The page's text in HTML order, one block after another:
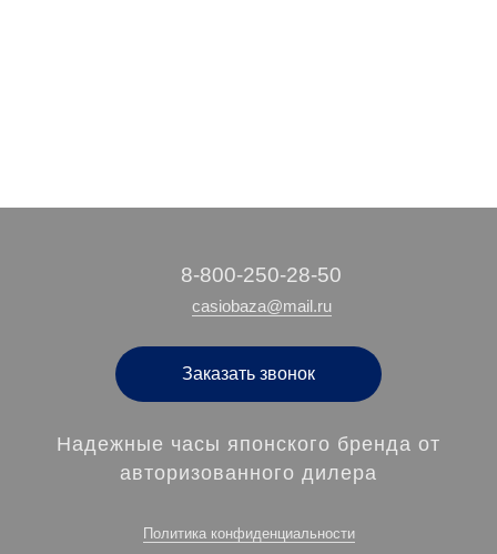
‭8-800-250-28-50
casiobaza@mail.ru
Заказать звонок
Надежные часы японского бренда от
авторизованного дилера
Политика конфиденциальности